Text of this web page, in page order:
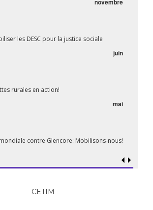
novembre
les DESC pour la justice sociale
juin
rurales en action!
mai
contre Glencore: Mobilisons-nous!
CETIM